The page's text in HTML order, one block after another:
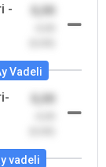
-
Vadeli
vadeli